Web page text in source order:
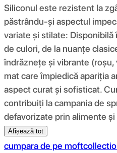
Siliconul este rezistent la
păstrându-și aspectul
variate și stilate:
de culori, de la nuanțe
îndrăznețe și vibrante (roșu,
mat care împiedică apariția
aspect curat și sofisticat.
contribuiți la campania de
defavorizate prin alimente
Afișează tot
cumpara de pe